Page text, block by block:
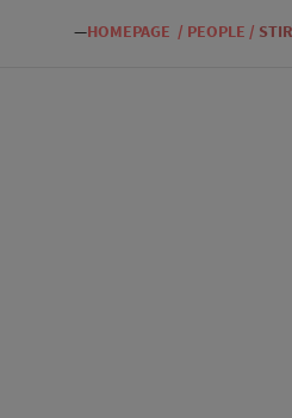
—HOMEPAGE / PEOPLE /